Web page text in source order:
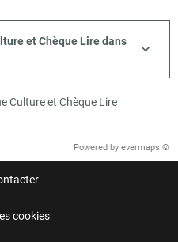
et Chèque Lire dans
Culture et Chèque Lire
Powered by evermaps ©
cookies